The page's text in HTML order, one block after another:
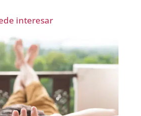
interesar